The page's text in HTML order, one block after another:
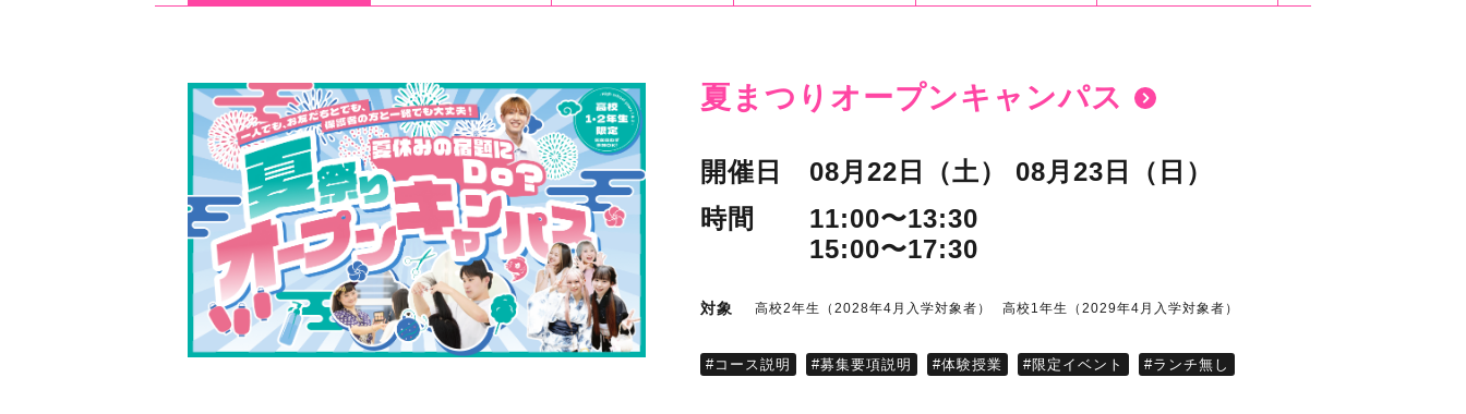
夏まつりオープンキャンパス
開催日 08月22日（土）
08月23日（日）
時間
11:00〜13:30
15:00〜17:30
対象 高校2年生（2028年4月入学対象者） 高校1年生（2029年4月入学対象者）
#コース説明 #募集要項説明 #体験授業 #限定イベント #ランチ無し